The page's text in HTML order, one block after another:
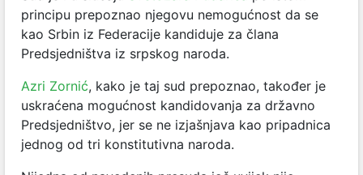
principu prepoznao njegovu nemogućnost da se
kao Srbin iz Federacije kandiduje za člana
Predsjedništva iz srpskog naroda.
Azri Zornić, kako je taj sud prepoznao, također je
uskraćena mogućnost kandidovanja za državno
Predsjedništvo, jer se ne izjašnjava kao pripadnica
jednog od tri konstitutivna naroda.